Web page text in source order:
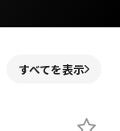
すべてを表示